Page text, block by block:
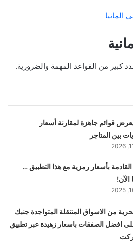
المانيا
كبير من القواعد المهمة والضرورية.
قوائم جاهزة لمقارنة أسعار
بين المتاجر
بأسعار رمزية مع هذا التطبيق …
الآن!
من الاسواق المتنقلة المتواجدة جنبك
افضل الصفقات باسعار زهيدة عبر تطبيق